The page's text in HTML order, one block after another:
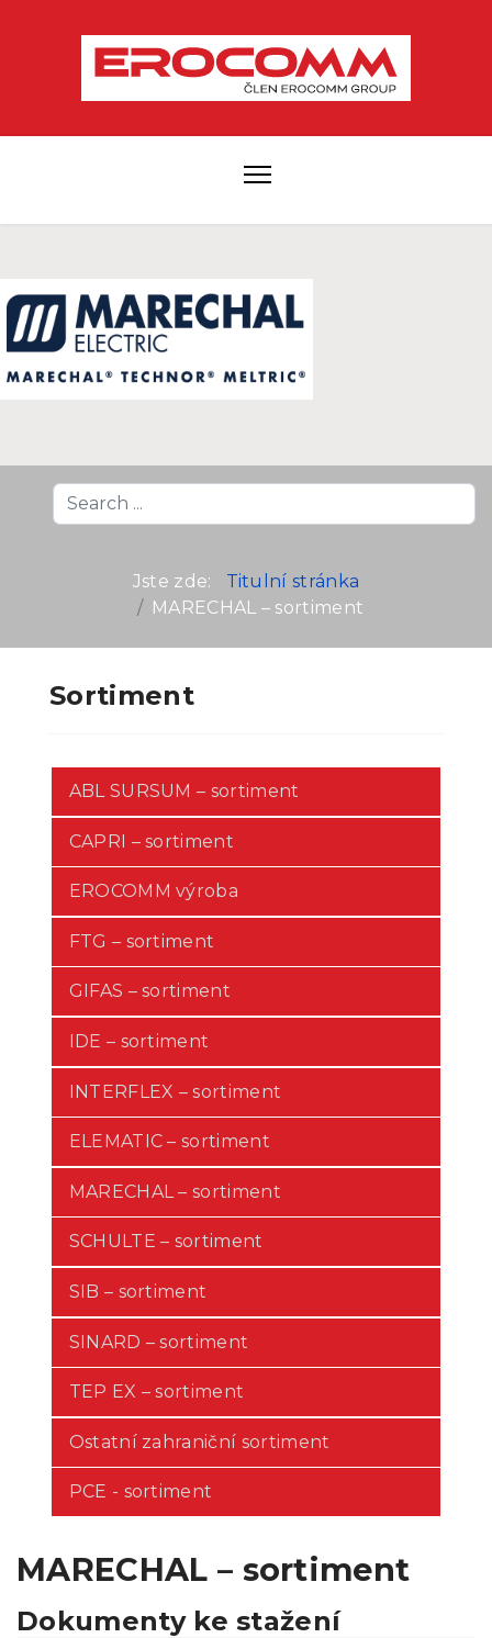
Search
...
Jste zde:
Titulní stránka
MARECHAL – sortiment
Sortiment
ABL SURSUM – sortiment
CAPRI – sortiment
EROCOMM výroba
FTG – sortiment
GIFAS – sortiment
IDE – sortiment
INTERFLEX – sortiment
ELEMATIC – sortiment
MARECHAL – sortiment
SCHULTE – sortiment
SIB – sortiment
SINARD – sortiment
TEP EX – sortiment
Ostatní zahraniční sortiment
PCE - sortiment
MARECHAL – sortiment
Dokumenty ke stažení